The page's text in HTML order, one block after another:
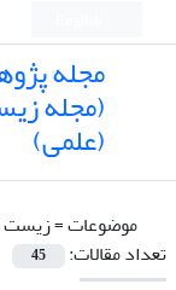
مجله
(مجله
(علمی)
موضوعات =زیست
تعداد مقالات:
45